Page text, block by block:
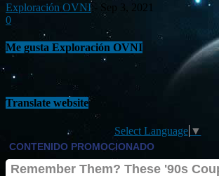
Exploración OVNI - Sep 3, 2021
0
Me gusta Exploración OVNI
Translate website
Select Language ▼